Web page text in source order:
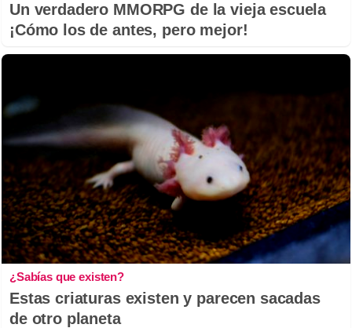
Un verdadero MMORPG de la vieja escuela
¡Cómo los de antes, pero mejor!
¿Sabías que existen?
Estas criaturas existen y parecen sacadas
de otro planeta